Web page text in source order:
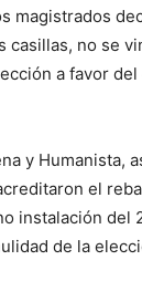
magistrados
casillas, no se
a favor
y Humanista,
el
instalación del
de la